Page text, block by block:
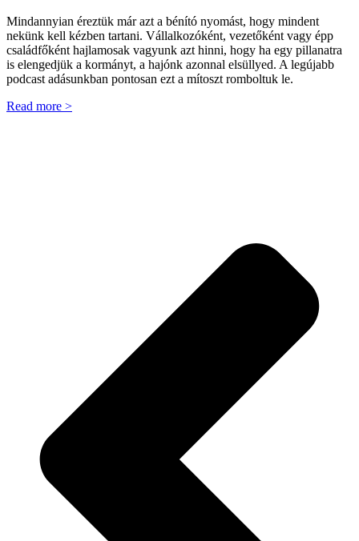
Mindannyian éreztük már azt a bénító nyomást, hogy mindent
nekünk kell kézben tartani. Vállalkozóként, vezetőként vagy épp
családfőként hajlamosak vagyunk azt hinni, hogy ha egy pillanatra
is elengedjük a kormányt, a hajónk azonnal elsüllyed. A legújabb
podcast adásunkban pontosan ezt a mítoszt romboltuk le.
Read more >